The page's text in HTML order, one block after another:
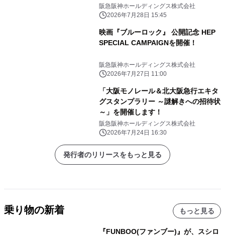
「Legend1757記念腕時計」を発売し
ます～
阪急阪神ホールディングス株式会社
2026年7月28日 15:45
映画『ブルーロック』 公開記念 HEP
SPECIAL CAMPAIGNを開催！
阪急阪神ホールディングス株式会社
2026年7月27日 11:00
「大阪モノレール＆北大阪急行エキタ
グスタンプラリー ～謎解きへの招待状
～」を開催します！
阪急阪神ホールディングス株式会社
2026年7月24日 16:30
発行者のリリースをもっと見る
乗り物の新着 もっと見る
『FUNBOO(ファンブー)』が、スシロ